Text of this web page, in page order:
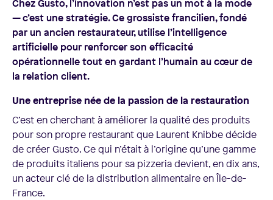
Chez Gusto, l’innovation n’est pas un mot à la mode
— c’est une stratégie. Ce grossiste francilien, fondé
par un ancien restaurateur, utilise l’intelligence
artificielle pour renforcer son efficacité
opérationnelle tout en gardant l’humain au cœur de
la relation client.
Une entreprise née de la passion de la restauration
C’est en cherchant à améliorer la qualité des produits
pour son propre restaurant que Laurent Knibbe décide
de créer Gusto. Ce qui n’était à l’origine qu’une gamme
de produits italiens pour sa pizzeria devient, en dix ans,
un acteur clé de la distribution alimentaire en Île-de-
France.